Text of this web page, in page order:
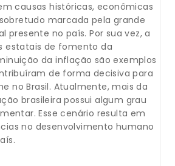
causas históricas, econômicas
marcada pela grande
presente no país. Por sua vez, a
estatais de fomento da
da inflação são exemplos
de forma decisiva para
no Brasil. Atualmente, mais da
brasileira possui algum grau
Esse cenário resulta em
no desenvolvimento humano